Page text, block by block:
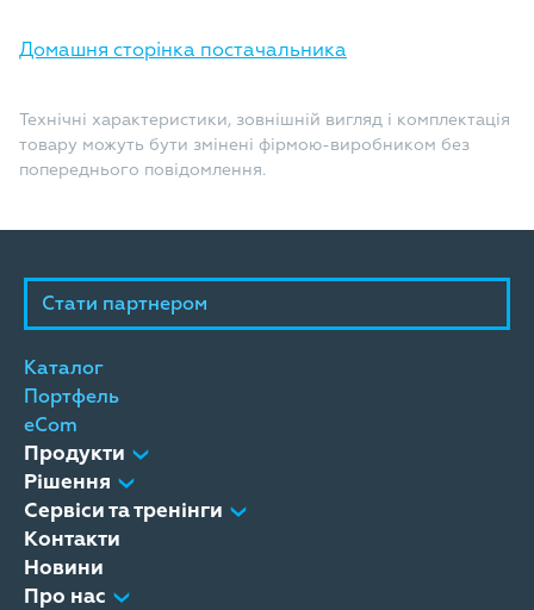
Домашня сторінка постачальника
Технічні характеристики, зовнішній вигляд і комплектація
товару можуть бути змінені фірмою-виробником без
попереднього повідомлення.
Стати партнером
Каталог
Портфель
eCom
Продукти
Рішення
Сервіси та тренінги
Контакти
Новини
Про нас